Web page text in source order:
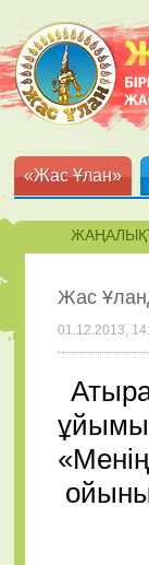
«Жас Ұлан»
Жас
01.12.2013,
ойыны